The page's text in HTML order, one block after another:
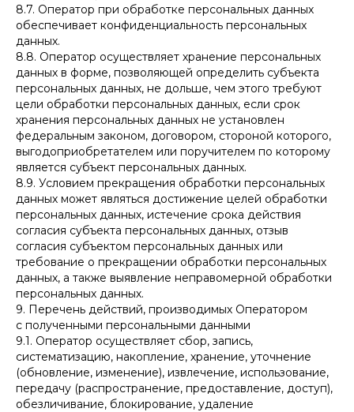
8.7. Оператор при обработке персональных данных
обеспечивает конфиденциальность персональных
данных.
8.8. Оператор осуществляет хранение персональных
данных в форме, позволяющей определить субъекта
персональных данных, не дольше, чем этого требуют
цели обработки персональных данных, если срок
хранения персональных данных не установлен
федеральным законом, договором, стороной которого,
выгодоприобретателем или поручителем по которому
является субъект персональных данных.
8.9. Условием прекращения обработки персональных
данных может являться достижение целей обработки
персональных данных, истечение срока действия
согласия субъекта персональных данных, отзыв
согласия субъектом персональных данных или
требование о прекращении обработки персональных
данных, а также выявление неправомерной обработки
персональных данных.
9. Перечень действий, производимых Оператором
с полученными персональными данными
9.1. Оператор осуществляет сбор, запись,
систематизацию, накопление, хранение, уточнение
(обновление, изменение), извлечение, использование,
передачу (распространение, предоставление, доступ),
обезличивание, блокирование, удаление